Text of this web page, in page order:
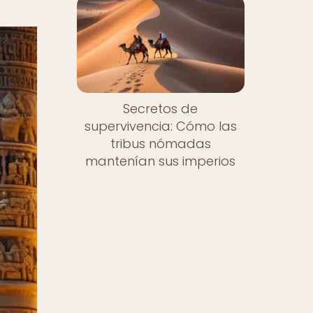
Secretos de
supervivencia: Cómo las
tribus nómadas
mantenían sus imperios